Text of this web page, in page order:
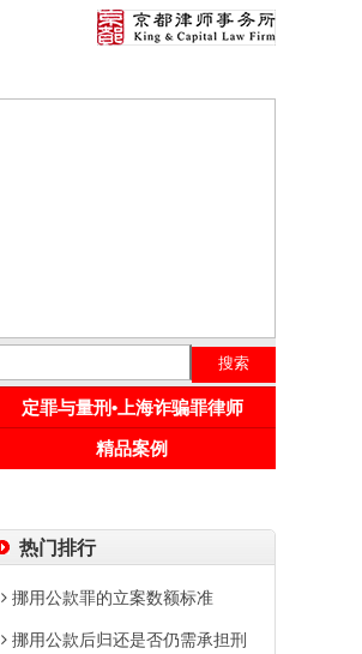
定罪与量刑•上海诈骗罪律师
精品案例
热门排行
挪用公款罪的立案数额标准
挪用公款后归还是否仍需承担刑